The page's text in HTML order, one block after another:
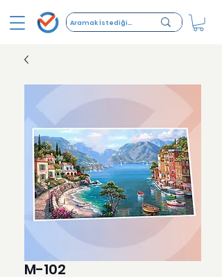
M-102